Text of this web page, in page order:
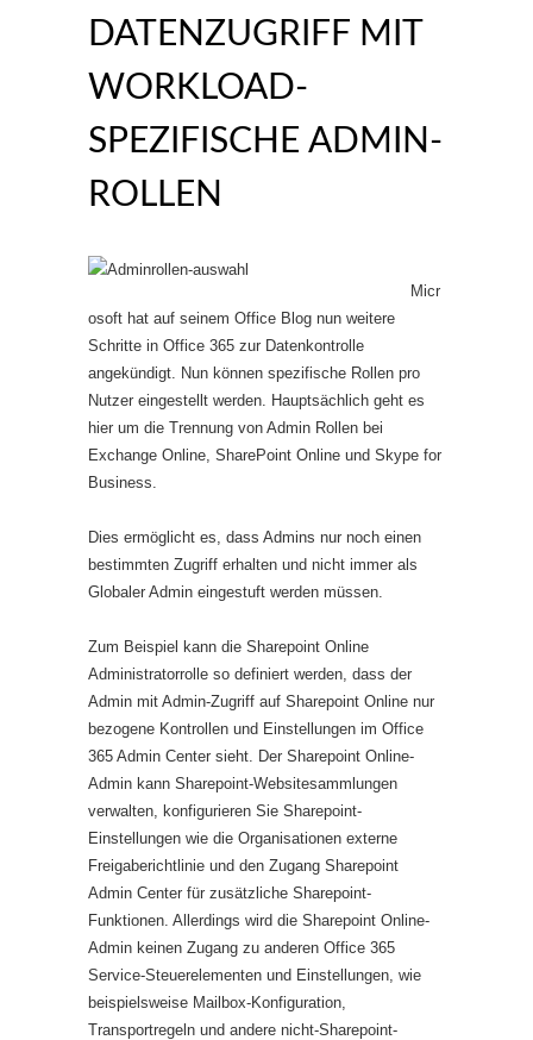
DATENZUGRIFF MIT
WORKLOAD-
SPEZIFISCHE ADMIN-
ROLLEN
Micr
osoft hat auf seinem Office Blog nun weitere
Schritte in Office 365 zur Datenkontrolle
angekündigt. Nun können spezifische Rollen pro
Nutzer eingestellt werden. Hauptsächlich geht es
hier um die Trennung von Admin Rollen bei
Exchange Online, SharePoint Online und Skype for
Business.
Dies ermöglicht es, dass Admins nur noch einen
bestimmten Zugriff erhalten und nicht immer als
Globaler Admin eingestuft werden müssen.
Zum Beispiel kann die Sharepoint Online
Administratorrolle so definiert werden, dass der
Admin mit Admin-Zugriff auf Sharepoint Online nur
bezogene Kontrollen und Einstellungen im Office
365 Admin Center sieht. Der Sharepoint Online-
Admin kann Sharepoint-Websitesammlungen
verwalten, konfigurieren Sie Sharepoint-
Einstellungen wie die Organisationen externe
Freigaberichtlinie und den Zugang Sharepoint
Admin Center für zusätzliche Sharepoint-
Funktionen. Allerdings wird die Sharepoint Online-
Admin keinen Zugang zu anderen Office 365
Service-Steuerelementen und Einstellungen, wie
beispielsweise Mailbox-Konfiguration,
Transportregeln und andere nicht-Sharepoint-